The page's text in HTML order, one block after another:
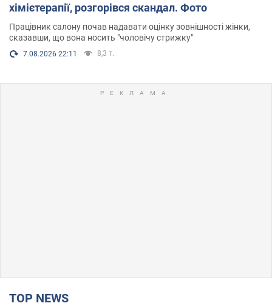
хімієтерапії, розгорівся скандал. Фото
Працівник салону почав надавати оцінку зовнішності жінки,
сказавши, що вона носить "чоловічу стрижку"
7.08.2026 22:11 8,3 т.
TOP NEWS